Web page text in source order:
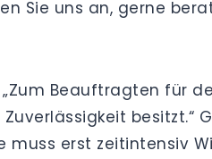
Sie uns an, gerne
„Zum Beauftragten für
erst zeitintensiv